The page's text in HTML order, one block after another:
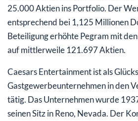
25.000 Aktien ins Portfolio. Der
entsprechend bei 1,125 Millionen
Beteiligung erhöhte Pegram mit
auf mittlerweile 121.697 Aktien.
Caesars Entertainment ist als
Gastgewerbeunternehmen in den
tätig. Das Unternehmen wurde
seinen Sitz in Reno, Nevada. Der